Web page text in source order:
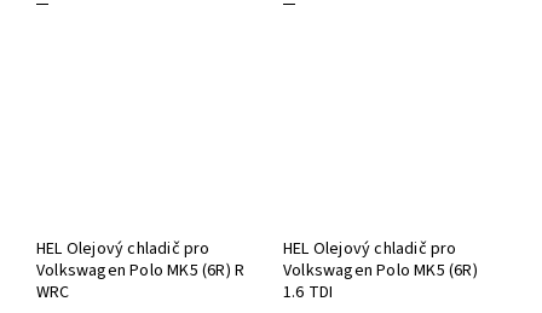
HEL Olejový chladič pro
Volkswagen Polo MK5 (6R) R
WRC
HEL Olejový chladič pro
Volkswagen Polo MK5 (6R)
1.6 TDI